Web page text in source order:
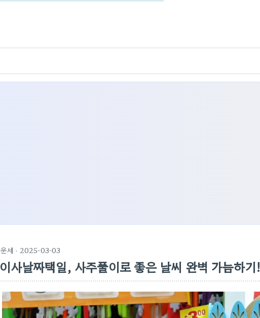
운세 · 2025-03-03
이사날짜택일, 사주풀이로 좋은 날씨 완벽 가늠하기!